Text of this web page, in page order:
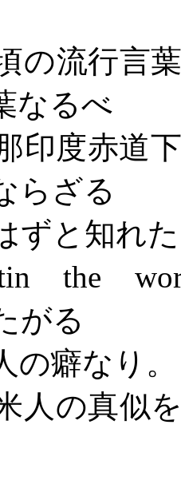
流行言
なるべ
印度赤道
らざる
ずと知れ
the
がる
の癖なり。
人の真似